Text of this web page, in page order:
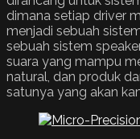
dimana setiap driver
menjadi sebuah
sebuah sistem
suara yang mampu
natural, dan produk
satunya yang akan